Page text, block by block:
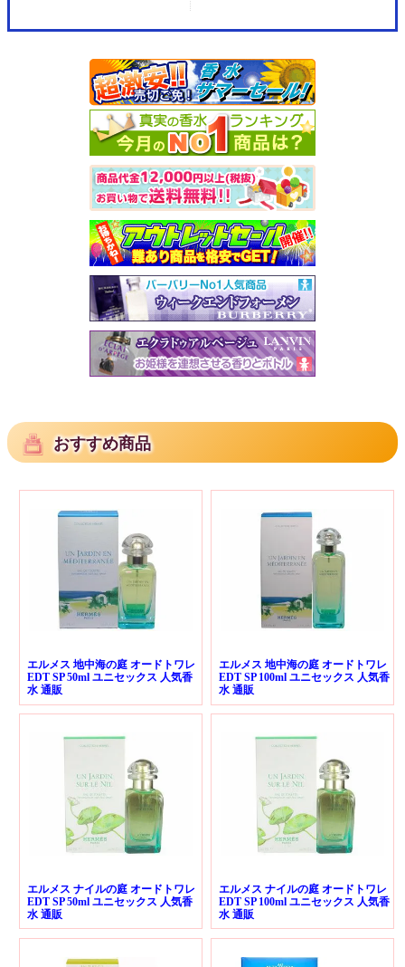
おすすめ商品
エルメス 地中海の庭 オードトワレ
EDT SP 50ml ユニセックス 人気香
水 通販
エルメス 地中海の庭 オードトワレ
EDT SP 100ml ユニセックス 人気香
水 通販
エルメス ナイルの庭 オードトワレ
EDT SP 50ml ユニセックス 人気香
水 通販
エルメス ナイルの庭 オードトワレ
EDT SP 100ml ユニセックス 人気香
水 通販